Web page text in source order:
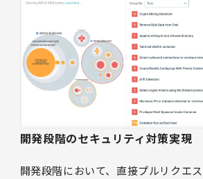
開発段階のセキュリティ対策実現
開発段階において、直接プルリクエ